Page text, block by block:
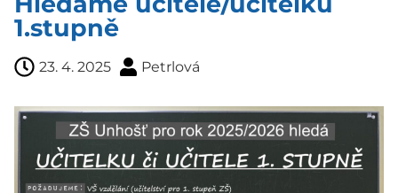
1.stupně
23. 4. 2025 Petrlová